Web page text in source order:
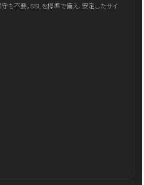
も不要。SSLを標準で備え、安定したサイ